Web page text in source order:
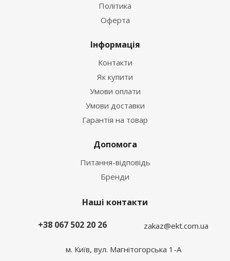
Політика
Оферта
Інформація
Контакти
Як купити
Умови оплати
Умови доставки
Гарантія на товар
Допомога
Питання-відповідь
Бренди
Наші контакти
+38 067 502 20 26
zakaz@ekt.com.ua
м. Київ, вул. Магнітогорська 1-А